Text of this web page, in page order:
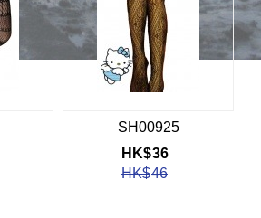
SH00925
HK$36
HK$46